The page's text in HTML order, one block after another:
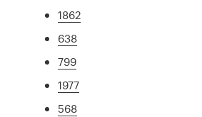
1862
638
799
1977
568